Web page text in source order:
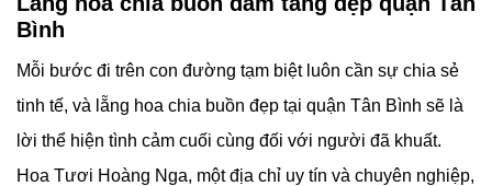
Bình
Mỗi bước đi trên con đường tạm biệt luôn cần sự chia sẻ
tinh tế, và lẵng hoa chia buồn đẹp tại quận Tân Bình sẽ là
lời thể hiện tình cảm cuối cùng đối với người đã khuất.
Hoa Tươi Hoàng Nga, một địa chỉ uy tín và chuyên nghiệp,